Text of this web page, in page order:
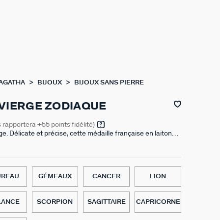
BIJOUX BIJOUX SANS PIERRE
ZODIAQUE
rapportera +55 points fidélité)
Délicate et précise, cette médaille française en laiton
GÉMEAUX CANCER LION
SCORPION SAGITTAIRE CAPRICORNE